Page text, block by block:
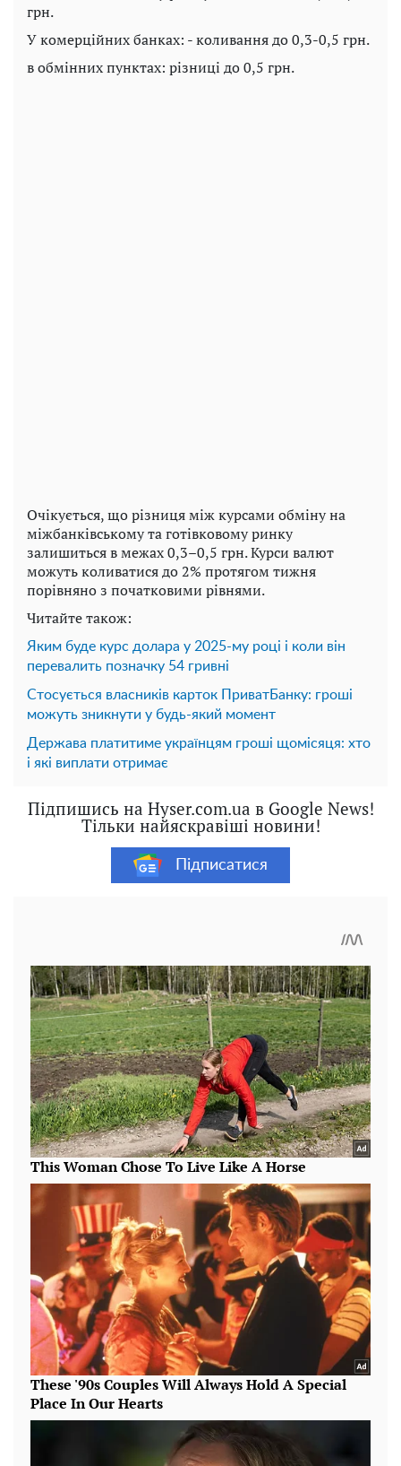
грн.
У комерційних банках: - коливання до 0,3-0,5 грн.
в обмінних пунктах: різниці до 0,5 грн.
Очікується, що різниця між курсами обміну на
міжбанківському та готівковому ринку
залишиться в межах 0,3–0,5 грн. Курси валют
можуть коливатися до 2% протягом тижня
порівняно з початковими рівнями.
Читайте також:
Яким буде курс долара у 2025-му році і коли він
перевалить позначку 54 гривні
Стосується власників карток ПриватБанку: гроші
можуть зникнути у будь-який момент
Держава платитиме українцям гроші щомісяця: хто
і які виплати отримає
Підпишись на Hyser.com.ua в Google News!
Тільки найяскравіші новини!
Підписатися